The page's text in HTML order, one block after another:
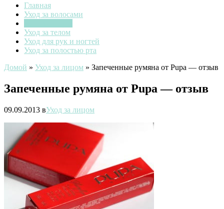
Главная
Уход за волосами
Уход за телом
Уход для рук и ногтей
Уход за полостью рта
Домой » Уход за лицом » Запеченные румяна от Pupa — отзыв
Запеченные румяна от Pupa — отзыв
09.09.2013 вУход за лицом